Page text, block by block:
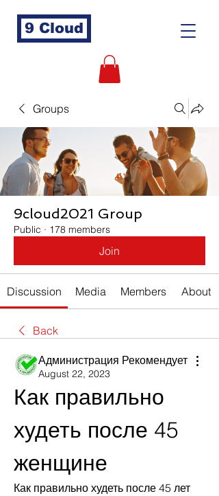
9 Cloud
Groups
9cloud2021 Group
Public · 178 members
Join
Discussion Media Members About
Back
Администрация Рекомендует
August 22, 2023
Как правильно
худеть после 45
женщине
Как правильно худеть после 45 лет